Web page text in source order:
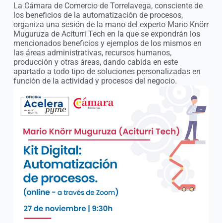
La Cámara de Comercio de Torrelavega, consciente de
los beneficios de la automatización de procesos,
organiza una sesión de la mano del experto Mario Knörr
Muguruza de Aciturri Tech en la que se expondrán los
mencionados beneficios y ejemplos de los mismos en
las áreas administrativas, recursos humanos,
producción y otras áreas, dando cabida en este
apartado a todo tipo de soluciones personalizadas en
función de la actividad y procesos del negocio.